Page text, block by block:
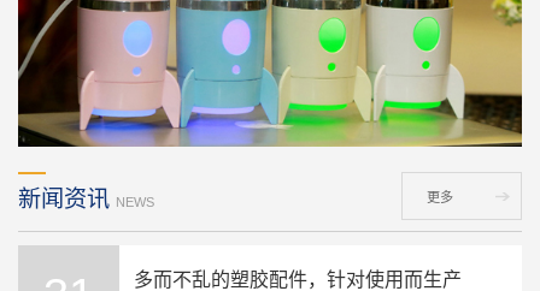
新闻资讯 NEWS 更多
02
2019-08
塑料模具设计要考虑的结构因素及相关知识
塑胶模具设计又以正确的塑料制品设计为基础,模具设计和制造
与塑料加工有密切关系。塑料加工的成败,很大程度上取决于模
具设计效果和模具制造
02
2019-08
注塑模具调试前需要做哪些准备工作
图纸检查注塑模具调试必须按对外协作部门或生产部门下达的模
具调试通知单,开始准备。第一步是图纸的审核,这里指的图纸有
多而不乱的塑胶配件，针对使用而生产